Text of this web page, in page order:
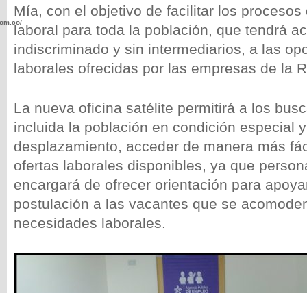
Mía, con el objetivo de facilitar los procesos
laboral para toda la población, que tendrá
indiscriminado y sin intermediarios, a las
laborales ofrecidas por las empresas de la
La nueva oficina satélite permitirá a los
incluida la población en condición especial
desplazamiento, acceder de manera más
ofertas laborales disponibles, ya que
encargará de ofrecer orientación para
postulación a las vacantes que se
necesidades laborales.
wp-
wp-
wp-